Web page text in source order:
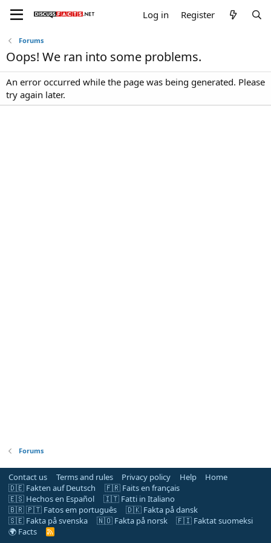
Log in Register
Forums
Oops! We ran into some problems.
An error occurred while the page was being generated. Please
try again later.
Forums
Contact us Terms and rules Privacy policy Help
Home
🇩🇪 Fakten auf Deutsch
🇫🇷 Faits en français
🇪🇸 Hechos en Español
🇮🇹 Fatti in Italiano
🇧🇷 🇵🇹 Fatos em português
🇩🇰 Fakta på dansk
🇸🇪 Fakta på svenska
🇳🇴 Fakta på norsk
🇫🇮 Faktat suomeksi
🌍 Facts
R